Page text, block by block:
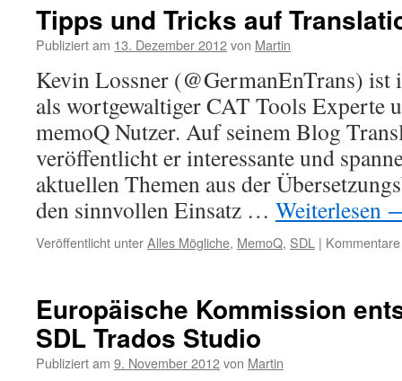
Tipps und Tricks auf
Publiziert am 13. Dezember 2012von Martin
Kevin Lossner (@GermanEnTrans) ist
als wortgewaltiger CAT Tools Experte
memoQ Nutzer. Auf seinem Blog
veröffentlicht er interessante und
aktuellen Themen aus der
den sinnvollen Einsatz … Weiterlesen
Veröffentlicht unterAlles Mögliche, MemoQ, SDL |
Europäische Kommission
SDL Trados Studio
Publiziert am 9. November 2012von Martin